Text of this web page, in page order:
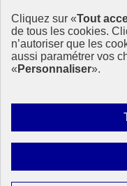
Cliquez sur «Tout
de tous les cookies.
n’autoriser que les
aussi paramétrer vos
« Personnaliser».
info.gouv.fr- ouvre
service-public.fr -
legifrance.gouv.fr-
data.gouv.fr- ouvre
Plan du site
Mentions légales